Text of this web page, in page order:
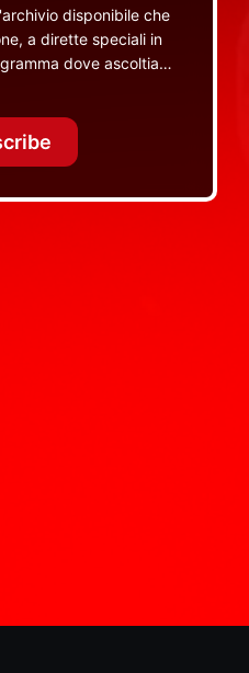
disponibile che
a dirette speciali in
dove ascoltiamo
altra parte